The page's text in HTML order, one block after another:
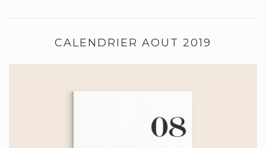
CALENDRIER AOUT 2019